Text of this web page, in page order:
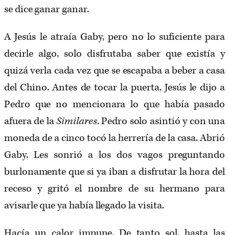
se dice ganar ganar.
A Jesús le atraía Gaby, pero no lo suficiente para
decirle algo, solo disfrutaba saber que existía y
quizá verla cada vez que se escapaba a beber a casa
del Chino. Antes de tocar la puerta, Jesús le dijo a
Pedro que no mencionara lo que había pasado
afuera de laSimilares. Pedro solo asintió y con una
moneda de a cinco tocó la herrería de la casa. Abrió
Gaby. Les sonrió a los dos vagos preguntando
burlonamente que si ya iban a disfrutar la hora del
receso y gritó el nombre de su hermano para
avisarle que ya había llegado la visita.